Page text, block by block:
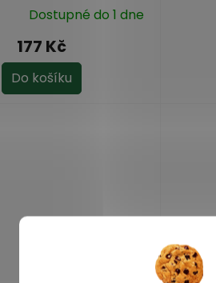
Dostupné do 1 dne
177 Kč
Do košíku